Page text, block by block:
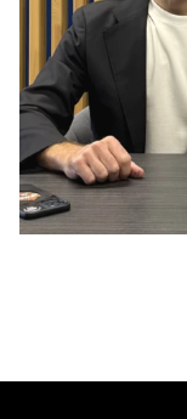
Капитан – с нами!
2 ИЮНЯ 2026 12:55